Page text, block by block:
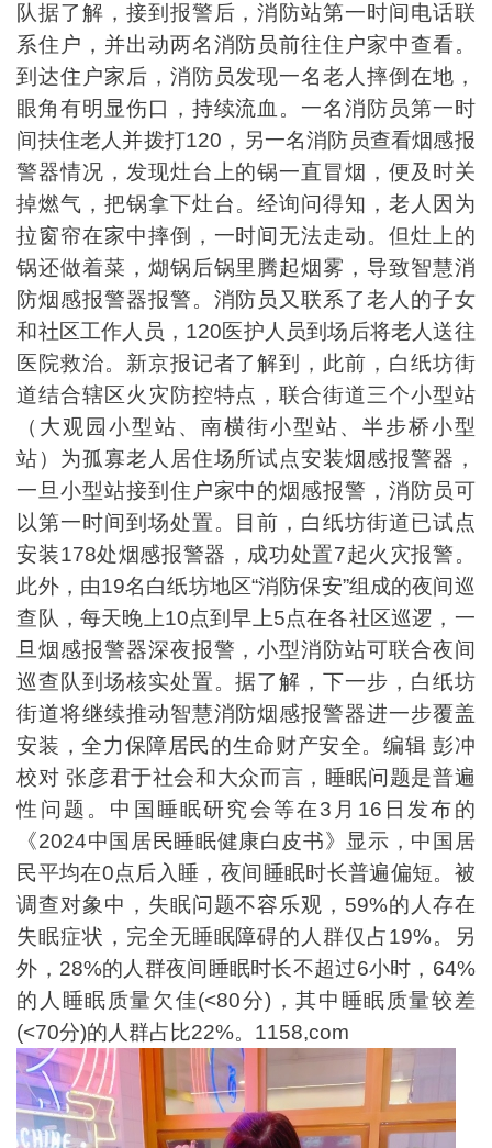
队据了解，接到报警后，消防站第一时间电话联
系住户，并出动两名消防员前往住户家中查看。
到达住户家后，消防员发现一名老人摔倒在地，
眼角有明显伤口，持续流血。一名消防员第一时
间扶住老人并拨打120，另一名消防员查看烟感报
警器情况，发现灶台上的锅一直冒烟，便及时关
掉燃气，把锅拿下灶台。经询问得知，老人因为
拉窗帘在家中摔倒，一时间无法走动。但灶上的
锅还做着菜，煳锅后锅里腾起烟雾，导致智慧消
防烟感报警器报警。消防员又联系了老人的子女
和社区工作人员，120医护人员到场后将老人送往
医院救治。新京报记者了解到，此前，白纸坊街
道结合辖区火灾防控特点，联合街道三个小型站
（大观园小型站、南横街小型站、半步桥小型
站）为孤寡老人居住场所试点安装烟感报警器，
一旦小型站接到住户家中的烟感报警，消防员可
以第一时间到场处置。目前，白纸坊街道已试点
安装178处烟感报警器，成功处置7起火灾报警。
此外，由19名白纸坊地区“消防保安”组成的夜间巡
查队，每天晚上10点到早上5点在各社区巡逻，一
旦烟感报警器深夜报警，小型消防站可联合夜间
巡查队到场核实处置。据了解，下一步，白纸坊
街道将继续推动智慧消防烟感报警器进一步覆盖
安装，全力保障居民的生命财产安全。编辑 彭冲
校对 张彦君于社会和大众而言，睡眠问题是普遍
性问题。中国睡眠研究会等在3月16日发布的
《2024中国居民睡眠健康白皮书》显示，中国居
民平均在0点后入睡，夜间睡眠时长普遍偏短。被
调查对象中，失眠问题不容乐观，59%的人存在
失眠症状，完全无睡眠障碍的人群仅占19%。另
外，28%的人群夜间睡眠时长不超过6小时，64%
的人睡眠质量欠佳(<80分)，其中睡眠质量较差
(<70分)的人群占比22%。1158,com